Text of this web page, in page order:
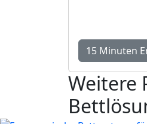
15 Minuten
Weitere